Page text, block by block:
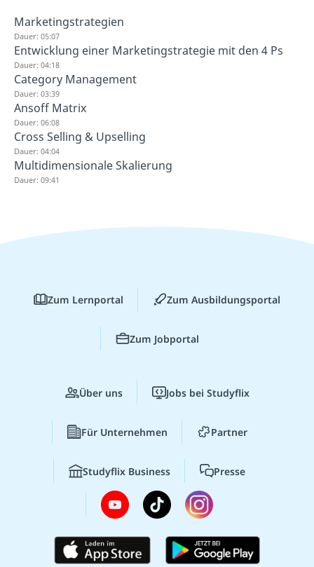
Marketingstrategien
Dauer: 05:07
Entwicklung einer Marketingstrategie mit den 4 Ps
Dauer: 04:18
Category Management
Dauer: 03:39
Ansoff Matrix
Dauer: 06:08
Cross Selling & Upselling
Dauer: 04:04
Multidimensionale Skalierung
Dauer: 09:41
Zum Lernportal Zum Ausbildungsportal
Zum Jobportal
Über uns Jobs bei Studyflix
Für Unternehmen Partner
Studyflix Business Presse